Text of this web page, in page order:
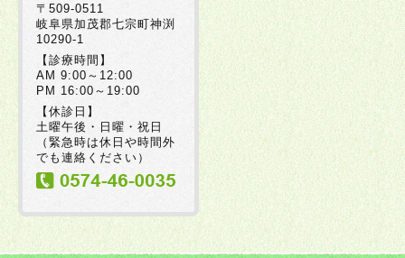
2025年06月19日
2025年06月17日 6
2025年06月05日
〒509-0511
岐阜県加茂郡七宗町神渕
10290-1
【診療時間】
AM 9:00～12:00
PM 16:00～19:00
【休診日】
土曜午後・日曜・祝日
（緊急時は休日や時間外
でも連絡ください）